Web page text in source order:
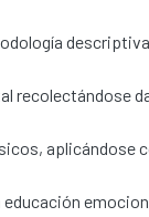
recolectándose
aplicándose